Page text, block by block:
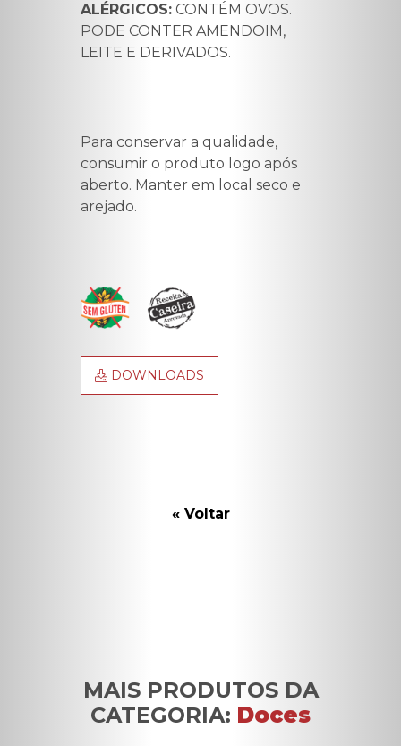
ALÉRGICOS: CONTÉM OVOS.
PODE CONTER AMENDOIM,
LEITE E DERIVADOS.
Para conservar a qualidade,
consumir o produto logo após
aberto. Manter em local seco e
arejado.
DOWNLOADS
« Voltar
MAIS PRODUTOS DA
CATEGORIA: Doces